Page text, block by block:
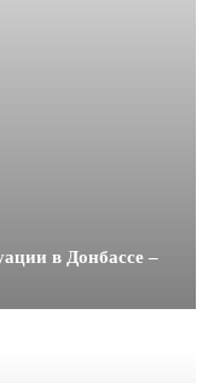
в Донбассе –